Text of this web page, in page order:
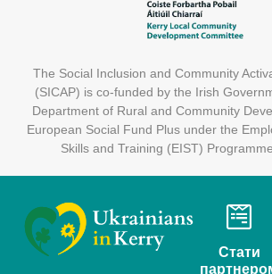
The Social Inclusion and Community
(SICAP) is co-funded by the Irish
Department of Rural and Community
European Social Fund Plus under the
Skills and Training (EIST)
Стати